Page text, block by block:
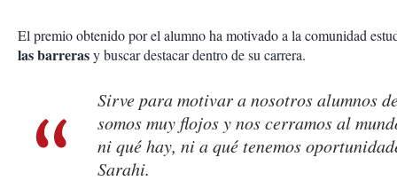
El premio obtenido por el alumno ha motivado a la comunidad
las barrerasy buscar destacar dentro de su carrera.
Sirve para motivar a nosotros alumnos
somos muy flojos y nos cerramos al
ni qué hay, ni a qué tenemos
Sarahi.